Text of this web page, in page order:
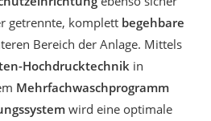
getrennte, komplett begehbare
Bereich der Anlage. Mittels
Hochdrucktechnik in
Mehrfachwaschprogramm
wird eine optimale